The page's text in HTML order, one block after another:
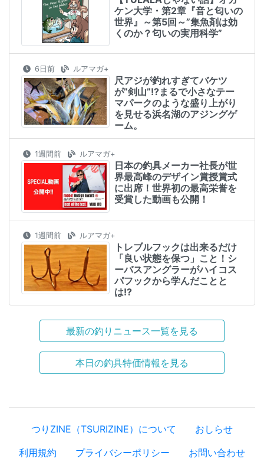
ケン大学・第2章『音と匂いの
世界』～第5回～”集魚剤は効
くのか？匂いの実用科学”
6日前 ルアマガ+
尺アジが釣れすぎてバケツ
が”剣山”!?まるで小さなテー
マパークのような盛り上がり
を見せる浜名湖のアジングゲ
ーム。
1週間前 ルアマガ+
日本の釣具メーカー社長が世
界最高峰のデザイン賞授賞式
に出席！世界初の最高栄誉を
受賞した動画も公開！
1週間前 ルアマガ+
トレブルフックは出来るだけ
「良い状態を保つ」こと！シ
ーバスアングラーがハイコス
パフックから学んだことと
は!?
最新の釣りニュース一覧を見る
本日の釣具特価情報を見る
つりZINE（TSURIZINE）について
おしらせ
利用規約
プライバシーポリシー お問い合わせ